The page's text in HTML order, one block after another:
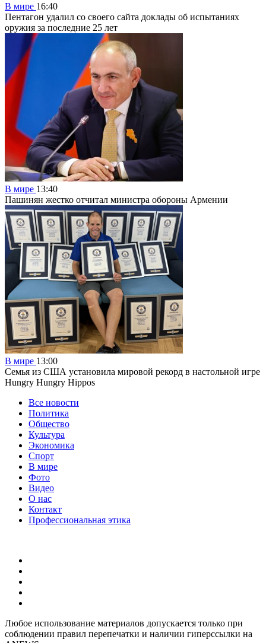
В мире 16:40
Пентагон удалил со своего сайта доклады об испытаниях
оружия за последние 25 лет
В мире 13:40
Пашинян жестко отчитал министра обороны Армении
В мире 13:00
Семья из США установила мировой рекорд в настольной игре
Hungry Hungry Hippos
Все новости
Политика
Общество
Культура
Экономика
Спорт
В мире
Фото
Видео
О нас
Контакт
Профессиональная этика
Любое использование материалов допускается только при
соблюдении правил перепечатки и наличии гиперссылки на